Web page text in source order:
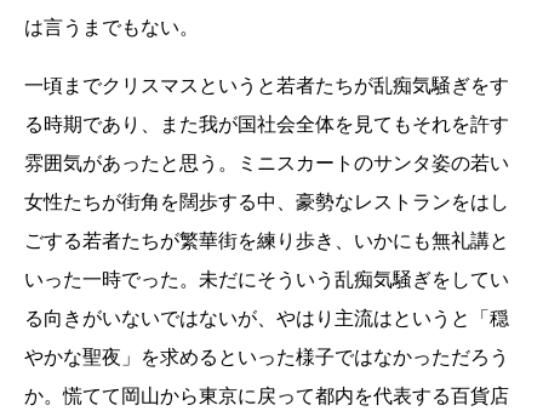
は言うまでもない。
一頃までクリスマスというと若者たちが乱痴気騒ぎをす
る時期であり、また我が国社会全体を見てもそれを許す
雰囲気があったと思う。ミニスカートのサンタ姿の若い
女性たちが街角を闊歩する中、豪勢なレストランをはし
ごする若者たちが繁華街を練り歩き、いかにも無礼講と
いった一時でった。未だにそういう乱痴気騒ぎをしてい
る向きがいないではないが、やはり主流はというと「穏
やかな聖夜」を求めるといった様子ではなかっただろう
か。慌てて岡山から東京に戻って都内を代表する百貨店